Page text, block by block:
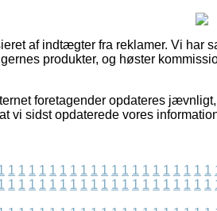
af indtægter fra reklamer. Vi har
produkter, og høster
foretagender opdateres
vi sidst opdaterede vores
1 1 1 1 1 1 1 1 1 1 1 1 1 1 1 1 1 1 1 1
1 1 1 1 1 1 1 1 1 1 1 1 1 1 1 1 1 1 1 1